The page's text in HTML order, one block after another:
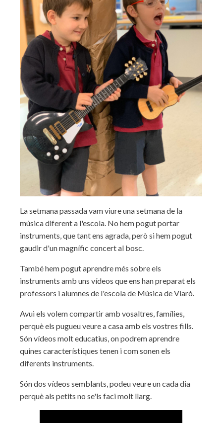
La setmana passada vam viure una setmana de la
música diferent a l'escola. No hem pogut portar
instruments, que tant ens agrada, però si hem pogut
gaudir d'un magnífic concert al bosc.
També hem pogut aprendre més sobre els
instruments amb uns vídeos que ens han preparat els
professors i alumnes de l'escola de Música de Viaró.
Avui els volem compartir amb vosaltres, famílies,
perquè els pugueu veure a casa amb els vostres fills.
Són vídeos molt educatius, on podrem aprendre
quines característiques tenen i com sonen els
diferents instruments.
Són dos vídeos semblants, podeu veure un cada dia
perquè als petits no se'ls faci molt llarg.